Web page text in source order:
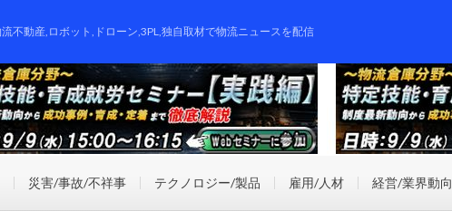
不動産,ロボット,ドローン,3PL,独自取材で物流ニュースを配信
災害/事故/不祥事 テクノロジー/製品 雇用/人材 経営/業界動向